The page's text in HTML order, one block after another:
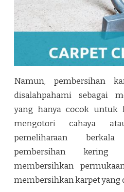
Namun, pembersihan
disalahpahami sebagai
yang hanya cocok untuk
mengotori cahaya
pemeliharaan
pembersihan kering
membersihkan
membersihkan karpet yang